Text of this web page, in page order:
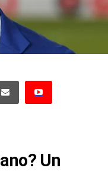
Un